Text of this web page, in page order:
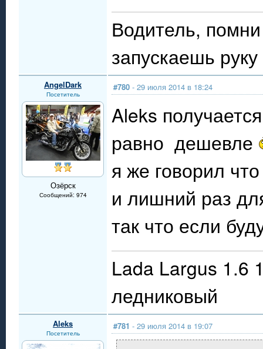
Водитель,
запускаешь
AngelDark
Посетитель
Озёрск
Сообщений: 974
#780 - 29 июля 2014 в 18:24
Aleks
равно дешевле
я же говорил
и лишний раз
так что если
Lada Largus 1.6
ледниковый
Aleks
Посетитель
#781 - 29 июля 2014 в 19:07